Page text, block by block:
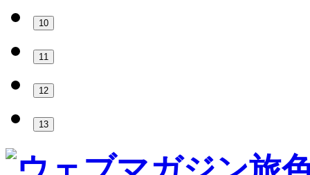
10
11
12
13